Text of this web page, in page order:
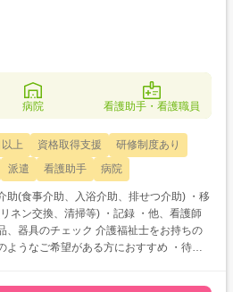
病院 看護助手・看護職員
上 資格取得支援
研修制度あり
派遣 看護助手 病院
助(食事介助、入浴介助、排せつ介助) ・移
ネン交換、清掃等) ・記録 ・他、看護師
ク 介護福祉士をお持ちの